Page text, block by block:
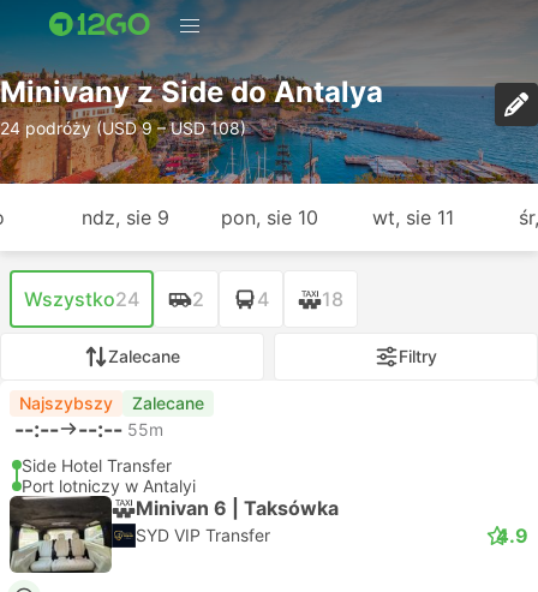
Minivany z Side do Antalya
24 podróży (USD 9 – USD 108)
ndz, sie 9 pon, sie 10 wt, sie 11
Wszystko24 2 4 18
Zalecane Filtry
Najszybszy Zalecane
--:-- --:-- 55m
Side Hotel Transfer
Port lotniczy w Antalyi
Minivan 6 | Taksówka
SYD VIP Transfer 4.9